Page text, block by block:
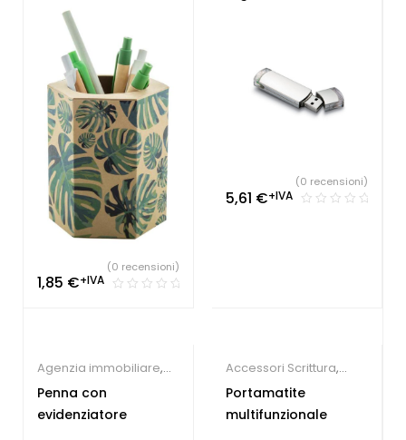
per scrivania
1,85 €+IVA
(0 recensioni)
5,61 €+IVA
(0 recensioni)
Agenzia immobiliare,
Concessionari auto e
meccanici,Farmacie
Penna con
evidenziatore
Accessori Scrittura,
Tecnologia ecologica
Portamatite
multifunzionale